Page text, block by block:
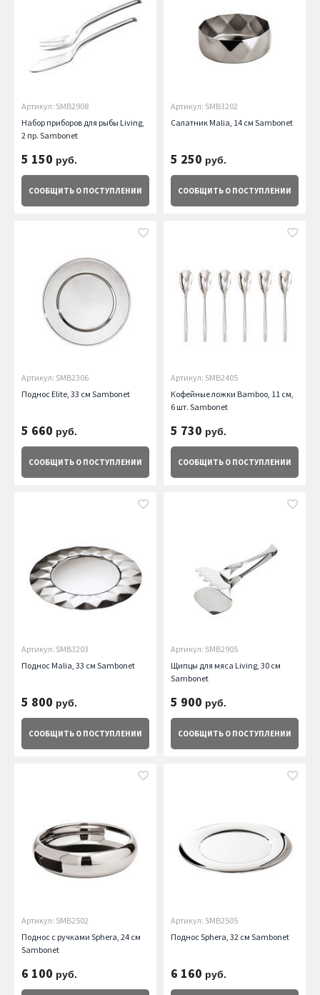
Артикул: SMB2908
Набор приборов для рыбы Living,
2 пр. Sambonet
5 150 руб.
СООБЩИТЬ О ПОСТУПЛЕНИИ
Артикул: SMB3202
Салатник Malia, 14 см Sambonet
5 250 руб.
СООБЩИТЬ О ПОСТУПЛЕНИИ
Артикул: SMB2306
Поднос Elite, 33 см Sambonet
5 660 руб.
СООБЩИТЬ О ПОСТУПЛЕНИИ
Артикул: SMB2405
Кофейные ложки Bamboo, 11 см,
6 шт. Sambonet
5 730 руб.
СООБЩИТЬ О ПОСТУПЛЕНИИ
Артикул: SMB3203
Поднос Malia, 33 см Sambonet
5 800 руб.
СООБЩИТЬ О ПОСТУПЛЕНИИ
Артикул: SMB2905
Щипцы для мяса Living, 30 см
Sambonet
5 900 руб.
СООБЩИТЬ О ПОСТУПЛЕНИИ
Артикул: SMB2502
Поднос с ручками Sphera, 24 см
Sambonet
6 100 руб.
Артикул: SMB2505
Поднос Sphera, 32 см Sambonet
6 160 руб.